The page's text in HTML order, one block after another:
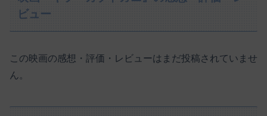
ビュー
この映画の感想・評価・レビューはまだ投稿されていませ
ん。